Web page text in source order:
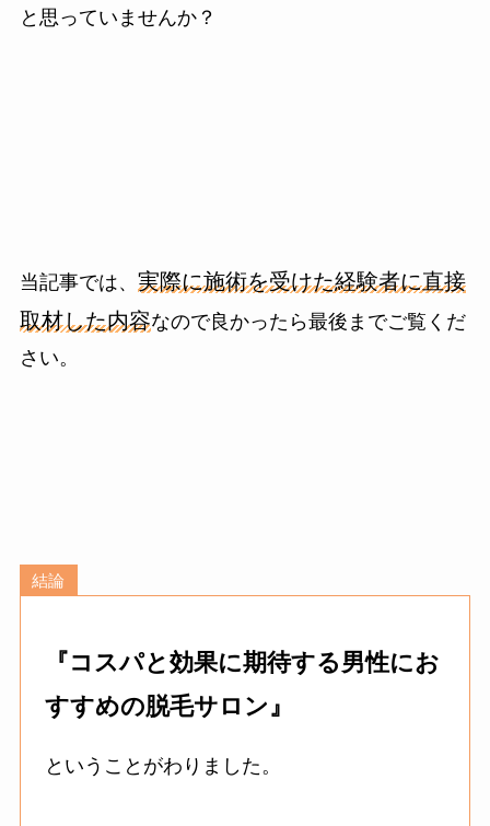
と思っていませんか？
当記事では、 実際に施術を受けた経験者に直接
取材した内容なので良かったら最後までご覧くだ
さい。
結論
『コスパと効果に期待する男性にお
すすめの脱毛サロン』
ということがわりました。